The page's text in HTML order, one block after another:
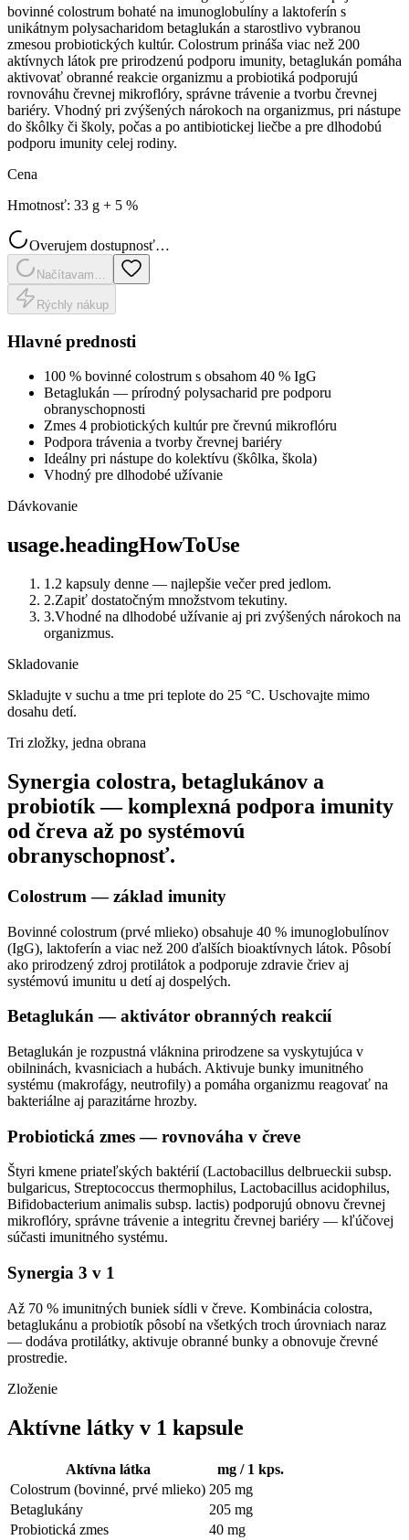
bovinné colostrum bohaté na imunoglobulíny a laktoferín s
unikátnym polysacharidom betaglukán a starostlivo vybranou
zmesou probiotických kultúr. Colostrum prináša viac než 200
aktívnych látok pre prirodzenú podporu imunity, betaglukán pomáha
aktivovať obranné reakcie organizmu a probiotiká podporujú
rovnováhu črevnej mikroflóry, správne trávenie a tvorbu črevnej
bariéry. Vhodný pri zvýšených nárokoch na organizmus, pri nástupe
do škôlky či školy, počas a po antibiotickej liečbe a pre dlhodobú
podporu imunity celej rodiny.
Cena
Hmotnosť: 33 g + 5 %
Overujem dostupnosť…
Načítavam…
Rýchly nákup
Hlavné prednosti
100 % bovinné colostrum s obsahom 40 % IgG
Betaglukán — prírodný polysacharid pre podporu
obranyschopnosti
Zmes 4 probiotických kultúr pre črevnú mikroflóru
Podpora trávenia a tvorby črevnej bariéry
Ideálny pri nástupe do kolektívu (škôlka, škola)
Vhodný pre dlhodobé užívanie
Dávkovanie
usage.headingHowToUse
1 .2 kapsuly denne — najlepšie večer pred jedlom.
2.Zapiť dostatočným množstvom tekutiny.
3.Vhodné na dlhodobé užívanie aj pri zvýšených nárokoch na
organizmus.
Skladovanie
Skladujte v suchu a tme pri teplote do 25 °C. Uschovajte mimo
dosahu detí.
Tri zložky, jedna obrana
Synergia colostra, betaglukánov a
probiotík — komplexná podpora imunity
od čreva až po systémovú
obranyschopnosť.
Colostrum — základ imunity
Bovinné colostrum (prvé mlieko) obsahuje 40 % imunoglobulínov
(IgG), laktoferín a viac než 200 ďalších bioaktívnych látok. Pôsobí
ako prirodzený zdroj protilátok a podporuje zdravie čriev aj
systémovú imunitu u detí aj dospelých.
Betaglukán — aktivátor obranných reakcií
Betaglukán je rozpustná vláknina prirodzene sa vyskytujúca v
obilninách, kvasniciach a hubách. Aktivuje bunky imunitného
systému (makrofágy, neutrofily) a pomáha organizmu reagovať na
bakteriálne aj parazitárne hrozby.
Probiotická zmes — rovnováha v čreve
Štyri kmene priateľských baktérií (Lactobacillus delbrueckii subsp.
bulgaricus, Streptococcus thermophilus, Lactobacillus acidophilus,
Bifidobacterium animalis subsp. lactis) podporujú obnovu črevnej
mikroflóry, správne trávenie a integritu črevnej bariéry — kľúčovej
súčasti imunitného systému.
Synergia 3 v 1
Až 70 % imunitných buniek sídli v čreve. Kombinácia colostra,
betaglukánu a probiotík pôsobí na všetkých troch úrovniach naraz
— dodáva protilátky, aktivuje obranné bunky a obnovuje črevné
prostredie.
Zloženie
Aktívne látky v 1 kapsule
Aktívna látka
mg / 1 kps.
Colostrum (bovinné, prvé mlieko) 205 mg
Betaglukány
205 mg
Probiotická zmes
40 mg